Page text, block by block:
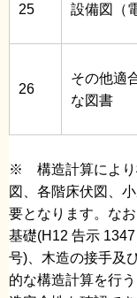
25 設備図（
26
その他適
な図書
※ 構造計算により
図、各階床伏図、
要となります。な
基礎(H12 告示
号)、木造の接手及
的な構造計算を行